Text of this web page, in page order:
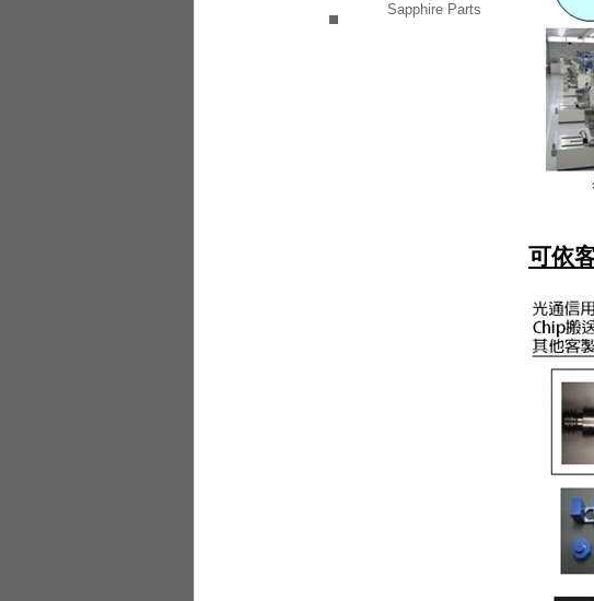
Sapphire Parts
可依